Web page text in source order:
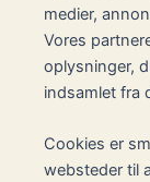
medier,
Vores
oplysninger,
indsamlet fra
Cookies er
websteder til